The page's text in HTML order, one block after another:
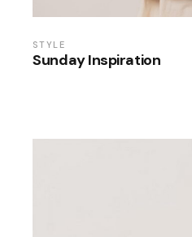
STYLE
Sunday Inspiration